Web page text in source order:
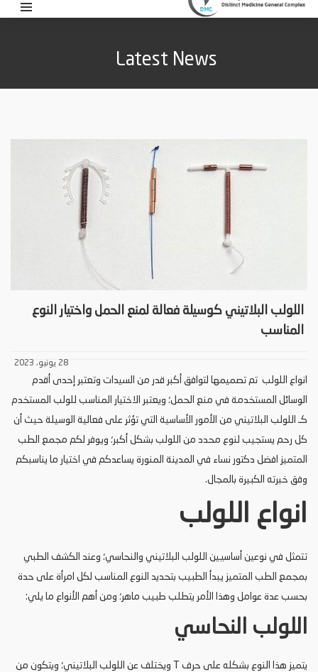
Latest News
اللولب البلاتيني كوسيلة فعالة لمنع الحمل واختيار النوع
المناسب
28 يونيو، 2023
انواع اللولب تم تصميمها لتوافق أكبر قدر من السيدات وتعتبر إحدى أقدم
الوسائل المستخدمة في منع الحمل؛ ويعتبر الاختيار المناسب للولب المستخدم
كـ اللولب البلاتيني من الأمور الأساسية التي تؤثر على فعالية الوسيلة حيث أن
كل رحم يستجيب لنوع محدد من اللولب بشكل أكبر؛ ويوفر لكم مجمع الطب
المتميز افضل دكتور نساء في المدينة المنورة يساعدكم في اختيار ما يناسبكم
وفق خبرته الكبيرة بالمجال.
انواع اللولب
تتمثل في نوعين أساسيين اللولب البلاتيني والنحاسي؛ وعند الكشف الطبي
بمجمع الطب المتميز يبدأ الطبيب بتحديد النوع المناسب لكل امرأة على حدة
بحسب عدة عوامل وهذا الأمر يتطلب طبيب ماهر؛ ومن أهم الأنواع ما يلي:
اللولب النحاسي
يتميز هذا النوع بشكله على حرف T ويختلف عن اللولب البلاتيني؛ ويتكون من